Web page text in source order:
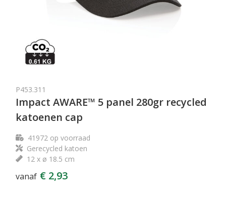
P453.311
Impact AWARE™ 5 panel 280gr recycled
katoenen cap
41972op voorraad
Gerecycled katoen
12 x ø 18.5 cm
vanaf € 2,93